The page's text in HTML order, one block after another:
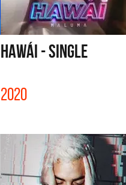
HAWÁI - SINGLE
2020